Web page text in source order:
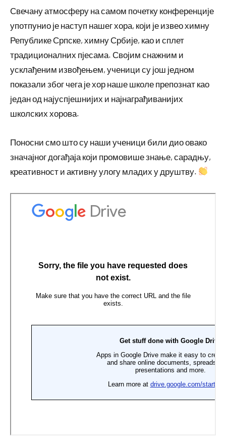
Свечану атмосферу на самом почетку конференције
употпунио је наступ нашег хора, који је извео химну
Републике Српске, химну Србије, као и сплет
традиционалних пјесама. Својим снажним и
усклађеним извођењем, ученици су још једном
показали због чега је хор наше школе препознат као
један од најуспјешнијих и најнаграђиванијих
школских хорова.
Поносни смо што су наши ученици били дио овако
значајног догађаја који промовише знање, сарадњу,
креативност и активну улогу младих у друштву.